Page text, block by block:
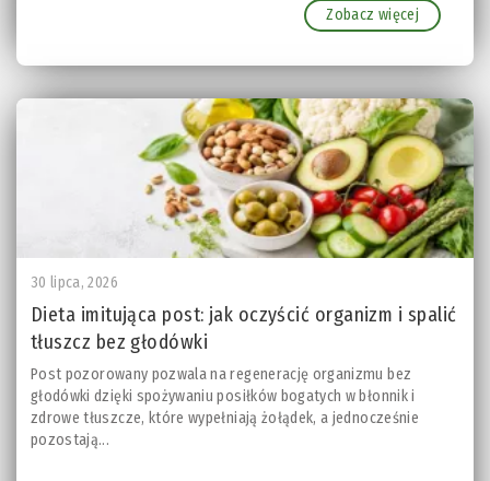
Zobacz więcej
30 lipca, 2026
Dieta imitująca post: jak oczyścić organizm i spalić
tłuszcz bez głodówki
Post pozorowany pozwala na regenerację organizmu bez
głodówki dzięki spożywaniu posiłków bogatych w błonnik i
zdrowe tłuszcze, które wypełniają żołądek, a jednocześnie
pozostają...